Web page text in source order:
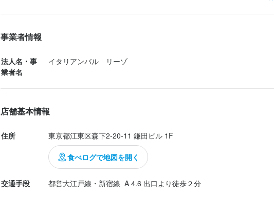
パスタは魚介の明太クリームパスタです。ランチということを考えるとコスパ良いと
食の方には物足りないのかもしれませんが、パスタの量ってこんなものかと。大盛と
りますしね。
味は優しい味です。こちらのお店の味付けは優しい印象です。良い意味ですが、呑兵
事業者情報
法人名・事
業者名
イタリアンバル　リーゾ
店舗基本情報
住所 東京都江東区森下2-20-11 鎌田ビル 1F
食べログで地図を開く
交通手段
都営大江戸線・新宿線  A 4.6 出口より徒歩２分
バイト 調理補助 時給：1,300円〜